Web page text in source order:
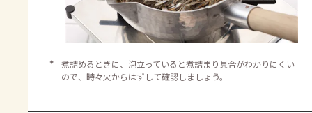
＊
煮詰めるときに、泡立っていると煮詰まり具合がわかりにくい
ので、時々火からはずして確認しましょう。